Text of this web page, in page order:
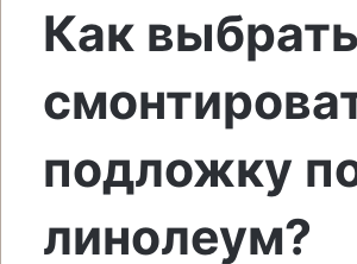
Как
подложку
линолеум?